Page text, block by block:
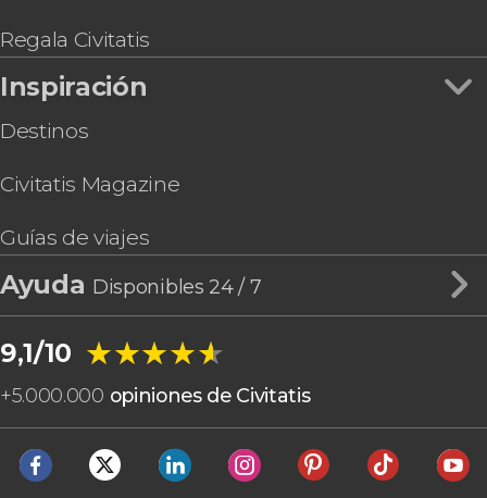
Regala Civitatis
Inspiración
Destinos
Civitatis Magazine
Guías de viajes
Ayuda Disponibles 24 / 7
9,1/10 ★★★★★
★★★★★
+5.000.000 opiniones de Civitatis